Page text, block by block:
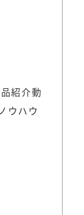
紹介動
ウハウ